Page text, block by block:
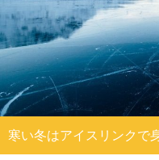
寒い冬はアイスリンクで